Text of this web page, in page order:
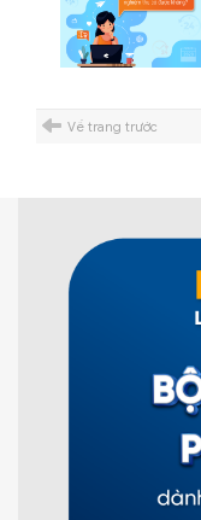
Về trang trước